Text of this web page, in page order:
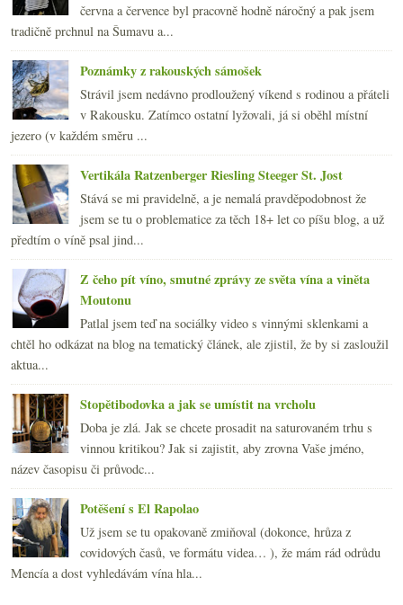
června a července byl pracovně hodně náročný a pak jsem
tradičně prchnul na Šumavu a...
Poznámky z rakouských sámošek
Strávil jsem nedávno prodloužený víkend s rodinou a přáteli
v Rakousku. Zatímco ostatní lyžovali, já si oběhl místní
jezero (v každém směru ...
Vertikála Ratzenberger Riesling Steeger St. Jost
Stává se mi pravidelně, a je nemalá pravděpodobnost že
jsem se tu o problematice za těch 18+ let co píšu blog, a už
předtím o víně psal jind...
Z čeho pít víno, smutné zprávy ze světa vína a viněta
Moutonu
Patlal jsem teď na sociálky video s vinnými sklenkami a
chtěl ho odkázat na blog na tematický článek, ale zjistil, že by si zasloužil
aktua...
Stopětibodovka a jak se umístit na vrcholu
Doba je zlá. Jak se chcete prosadit na saturovaném trhu s
vinnou kritikou? Jak si zajistit, aby zrovna Vaše jméno,
název časopisu či průvodc...
Potěšení s El Rapolao
Už jsem se tu opakovaně zmiňoval (dokonce, hrůza z
covidových časů, ve formátu videa… ), že mám rád odrůdu
Mencía a dost vyhledávám vína hla...